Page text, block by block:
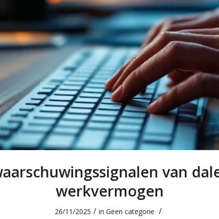
van
werkvermogen
26/11/2025 / in Geen categorie /